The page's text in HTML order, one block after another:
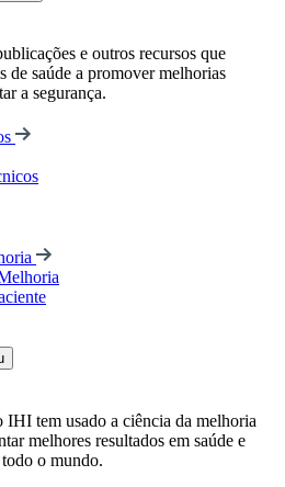
e outros recursos que
de saúde a promover melhorias
a segurança.
IHI tem usado a ciência da melhoria
melhores resultados em saúde e
o mundo.